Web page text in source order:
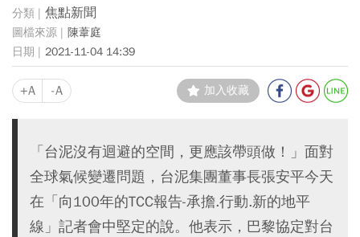
焦點新聞
陳葦庭
2021-11-04 14:39
+A -A 加入收藏
「台泥沒有迴避的空間，更應該帶頭做！」面對
全球氣候變遷問題，台泥集團董事長張安平今天
在「向100年的TCC報告-承擔.行動.新的地平
線」記者會中堅定的說。他表示，巴黎協定對台